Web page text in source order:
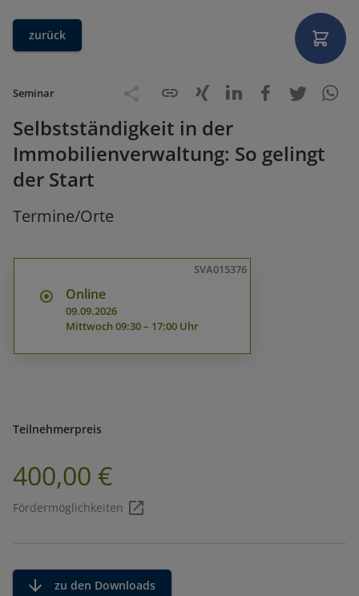
zurück
Seminar
Selbstständigkeit in der
Immobilienverwaltung: So gelingt
der Start
Termine/Orte
SVA015376
Online
09.09.2026
Mittwoch
09:30 – 17:00 Uhr
Teilnehmerpreis
400,00 €
Fördermöglichkeiten
zu den Downloads